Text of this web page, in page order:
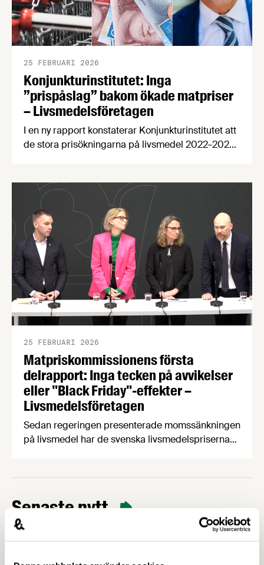
Konjunkturinstitutet: Inga
”prispåslag” bakom ökade matpriser
– Livsmedelsföretagen
25 FEBRUARI 2026
I en ny rapport konstaterar Konjunkturinstitutet att
de stora prisökningarna på livsmedel 2022–2023
Matpriskommissionen kommer ta hänsyn till ökade
produktionskostnader, något som välkomnas av
Livsmedelsföretagens chefekonom Carl Eckerdal.
Matpriskommissionens första
delrapport: Inga tecken på avvikelser
eller "Black Friday"-effekter –
Livsmedelsföretagen
25 FEBRUARI 2026
Sedan regeringen presenterade momssänkningen
på livsmedel har de svenska livsmedelspriserna
pressträff som ur ett faktamässigt perspektiv
vår chefekonom Carl Eckerdal gärna rätar ut.
Senaste nytt